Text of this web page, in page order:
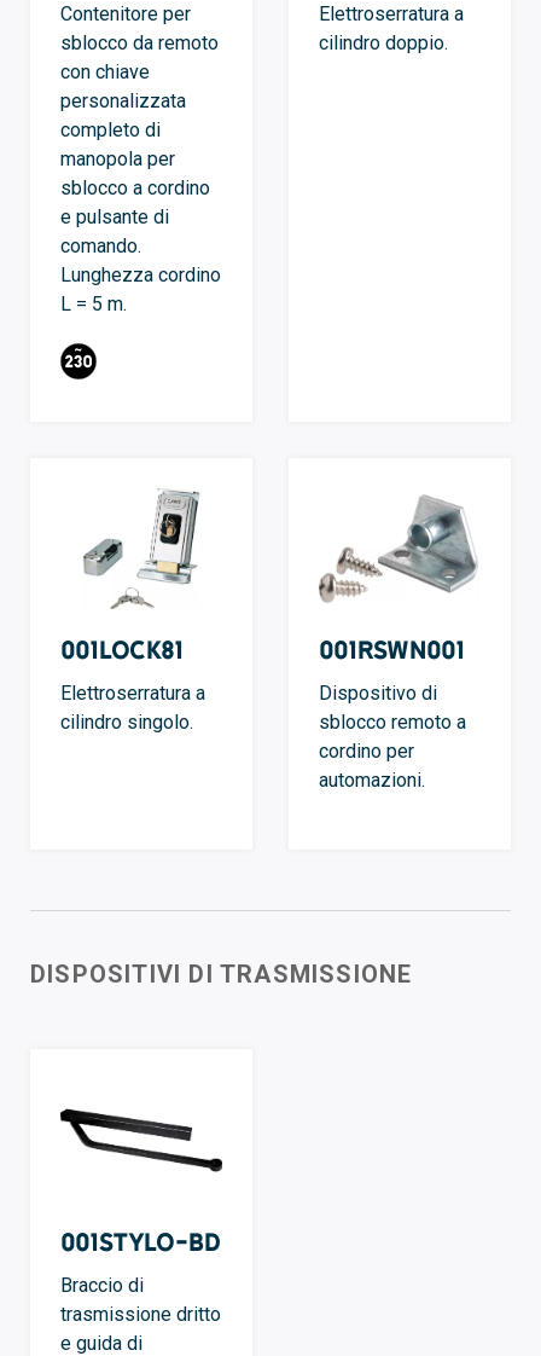
Contenitore per
sblocco da remoto
con chiave
personalizzata
completo di
manopola per
sblocco a cordino
e pulsante di
comando.
Lunghezza cordino
L = 5 m.
Elettroserratura a
cilindro doppio.
001LOCK81
Elettroserratura a
cilindro singolo.
001RSWN001
Dispositivo di
sblocco remoto a
cordino per
automazioni.
DISPOSITIVI DI TRASMISSIONE
001STYLO-BD
Braccio di
trasmissione dritto
e guida di